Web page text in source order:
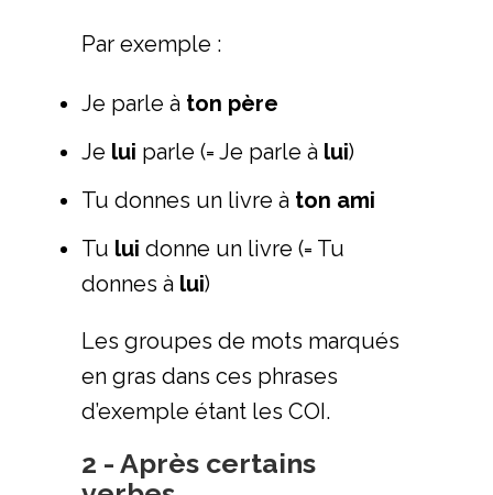
Par exemple :
Je parle à ton père
Je lui parle (= Je parle à lui)
Tu donnes un livre à ton ami
Tu lui donne un livre (= Tu
donnes à lui)
Les groupes de mots marqués
en gras dans ces phrases
d’exemple étant les COI.
2 - Après certains